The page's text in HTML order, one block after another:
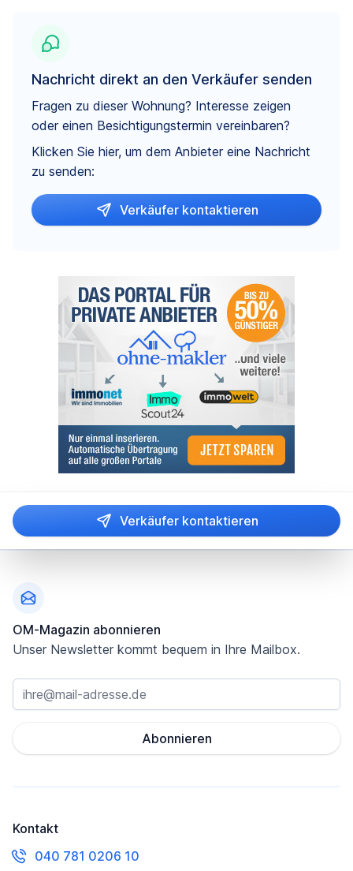
Nachricht direkt an den Verkäufer senden
Fragen zu dieser Wohnung? Interesse zeigen
oder einen Besichtigungstermin vereinbaren?
Klicken Sie hier, um dem Anbieter eine Nachricht
zu senden:
Verkäufer kontaktieren
Verkäufer kontaktieren
OM-Magazin abonnieren
Unser Newsletter kommt bequem in Ihre Mailbox.
Abonnieren
Kontakt
040 781 0206 10